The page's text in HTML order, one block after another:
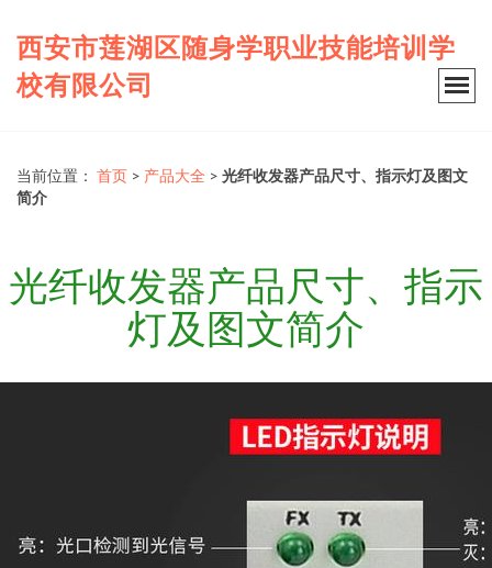
西安市莲湖区随身学职业技能培训学
校有限公司
当前位置： 首页 > 产品大全 > 光纤收发器产品尺寸、指示灯及图文
简介
光纤收发器产品尺寸、指示
灯及图文简介